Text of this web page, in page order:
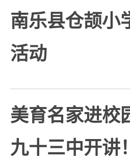
南乐县仓颉小
活动
美育名家进校
九十三中开讲！